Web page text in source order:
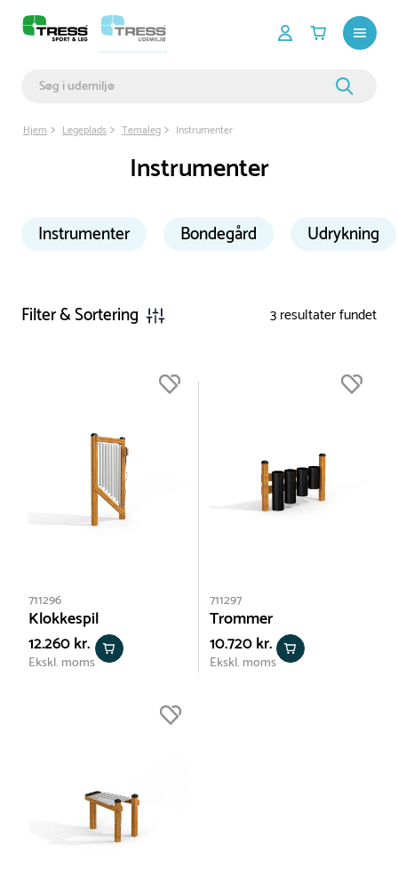
Hjem Legeplads Temaleg Instrumenter
Instrumenter
Instrumenter Bondegård Udrykning
Filter & Sortering 3resultater fundet
711296
Klokkespil
12.260 kr.
Ekskl. moms
711297
Trommer
10.720 kr.
Ekskl. moms